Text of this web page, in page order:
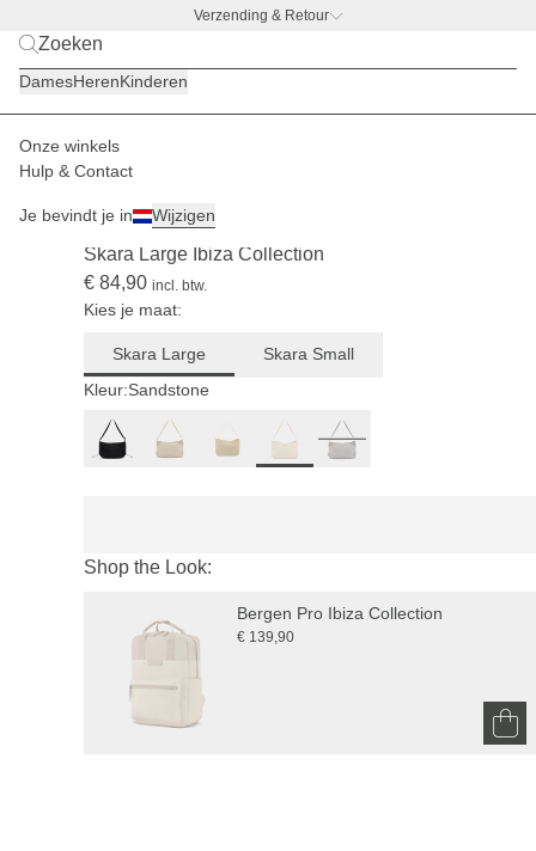
Verzending & Retour
DamesHerenKinderen
Onze winkels
Hulp & Contact
Je bevindt je in Wijzigen
Dames Tassen
Emma
is 1,80
(717)
Skara Large Ibiza Collection
€ 84,90 incl. btw.
Kies je maat:
Skara Large
Skara Small
Kleur:Sandstone
Shop the Look:
Bergen Pro Ibiza Collection
€ 139,90